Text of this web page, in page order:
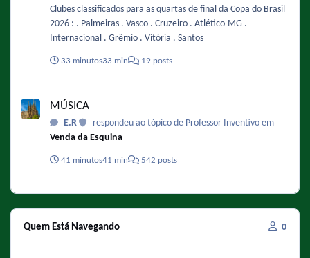
Clubes classificados para as quartas de final da Copa do Brasil
2026 : . Palmeiras . Vasco . Cruzeiro . Atlético-MG .
Internacional . Grêmio . Vitória . Santos
33 minutos33 min 19 posts
MÚSICA
E.R
respondeu ao tópico de Professor Inventivo em
Venda da Esquina
41 minutos41 min 542 posts
Quem Está Navegando 0